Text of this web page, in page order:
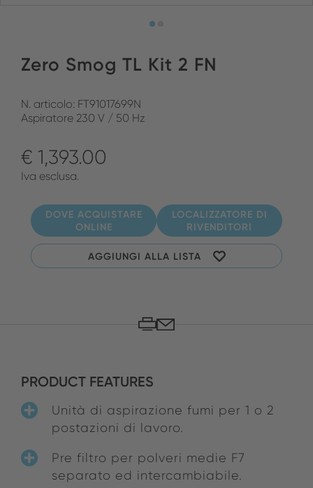
Zero Smog TL Kit 2 FN
N. articolo: FT91017699N
Aspiratore 230 V / 50 Hz
€ 1,393.00
Iva esclusa.
DOVE ACQUISTARE
ONLINE
LOCALIZZATORE DI
RIVENDITORI
AGGIUNGI ALLA LISTA
PRODUCT FEATURES
Unità di aspirazione fumi per 1 o 2
postazioni di lavoro.
Pre filtro per polveri medie F7
separato ed intercambiabile.